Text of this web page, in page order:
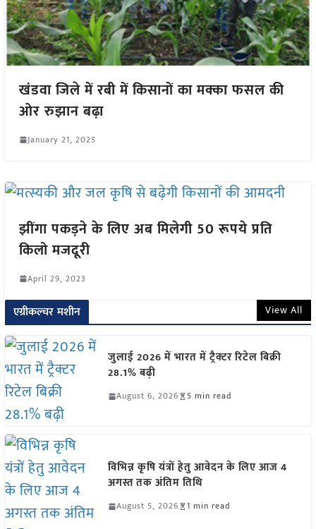
खंडवा जिले में रबी में किसानों का मक्का फसल की
ओर रुझान बढ़ा
January 21, 2025
झींगा पकड़ने के लिए अब मिलेगी 50 रूपये प्रति
किलो मजदूरी
April 29, 2023
एग्रीकल्चर मशीन View All
जुलाई 2026 में भारत में ट्रैक्टर रिटेल बिक्री
28.1% बढ़ी
August 6, 2026 5 min read
विभिन्न कृषि यंत्रों हेतु आवेदन के लिए आज 4
अगस्त तक अंतिम तिथि
August 5, 2026 1 min read